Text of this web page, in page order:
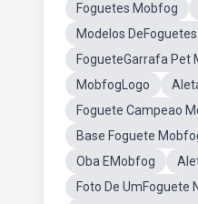
Foguetes Mobfog
Modelos
FogueteGarrafa Pet
MobfogLogo
Foguete Campeao
Base Foguete
Oba EMobfog
Foto De UmFoguete